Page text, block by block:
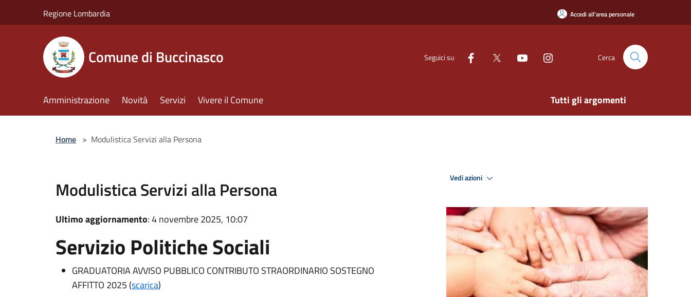
Regione Lombardia Accedi all'area personale
Comune di Buccinasco Seguici su Cerca
Amministrazione Novità Servizi Vivere il Comune Tutti gli argomenti
Home > Modulistica Servizi alla Persona
Modulistica Servizi alla Persona
Ultimo aggiornamento: 4 novembre 2025, 10:07
Servizio Politiche Sociali
GRADUATORIAAVVISO PUBBLICO CONTRIBUTO STRAORDINARIO SOSTEGNO
AFFITTO 2025 (scarica)
Vedi azioni